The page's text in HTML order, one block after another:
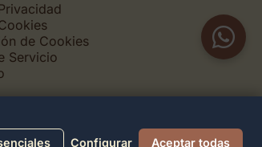
de Cookies
Servicio
Configurar Aceptar todas